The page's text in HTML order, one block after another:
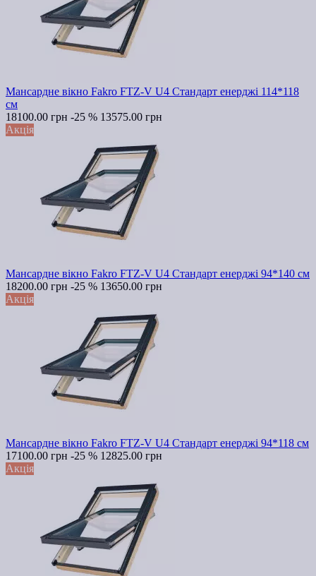
Мансардне вікно Fakro FTZ-V U4 Стандарт енерджі 114*118
см
18100.00 грн -25 % 13575.00 грн
Акція
Мансардне вікно Fakro FTZ-V U4 Стандарт енерджі 94*140 см
18200.00 грн -25 % 13650.00 грн
Акція
Мансардне вікно Fakro FTZ-V U4 Стандарт енерджі 94*118 см
17100.00 грн -25 % 12825.00 грн
Акція